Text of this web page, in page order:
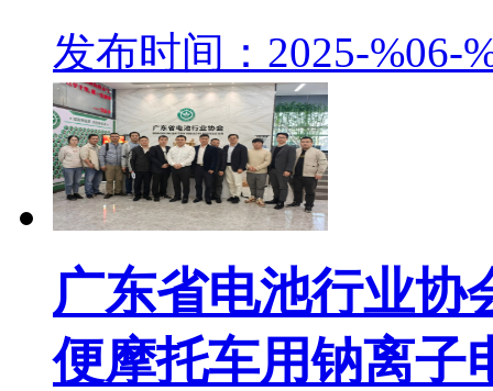
发布时间：2025-%06-
广东省电池行业协
便摩托车用钠离子